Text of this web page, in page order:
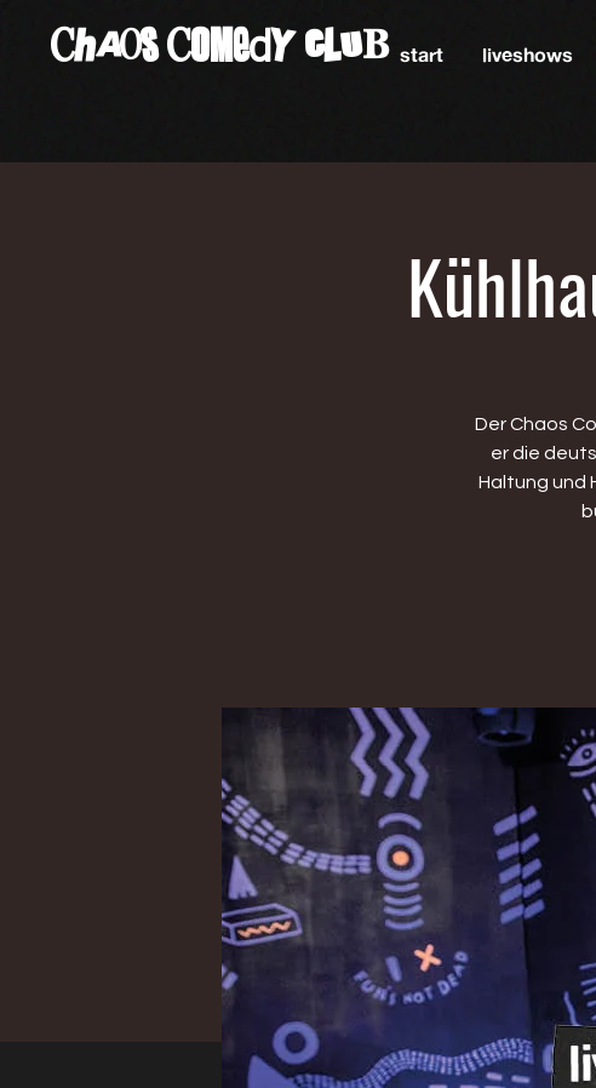
ChAos COMedY cLuB start liveshows
Der Chaos
er die
Haltung und